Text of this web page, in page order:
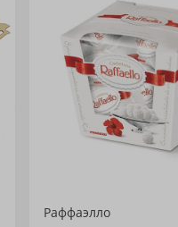
Раффаэлло